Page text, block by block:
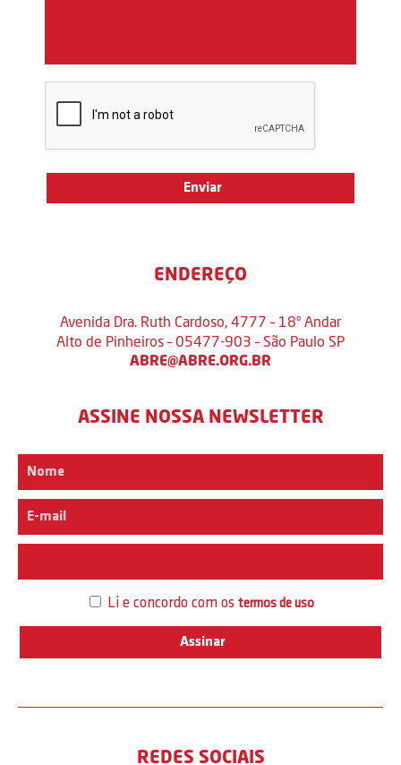
ENDEREÇO
Avenida Dra. Ruth Cardoso, 4777 – 18º Andar
Alto de Pinheiros – 05477-903 – São Paulo SP
ABRE@ABRE.ORG.BR
ASSINE NOSSA NEWSLETTER
Li e concordo com os termos de uso
REDES SOCIAIS